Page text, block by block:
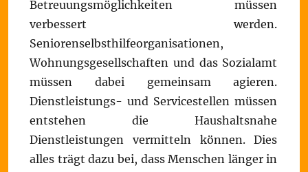
Betreuungsmöglichkeiten müssen
verbessert werden.
Seniorenselbsthilfeorganisationen,
Wohnungsgesellschaften und das Sozialamt
müssen dabei gemeinsam agieren.
Dienstleistungs- und Servicestellen müssen
entstehen die Haushaltsnahe
Dienstleistungen vermitteln können. Dies
alles trägt dazu bei, dass Menschen länger in